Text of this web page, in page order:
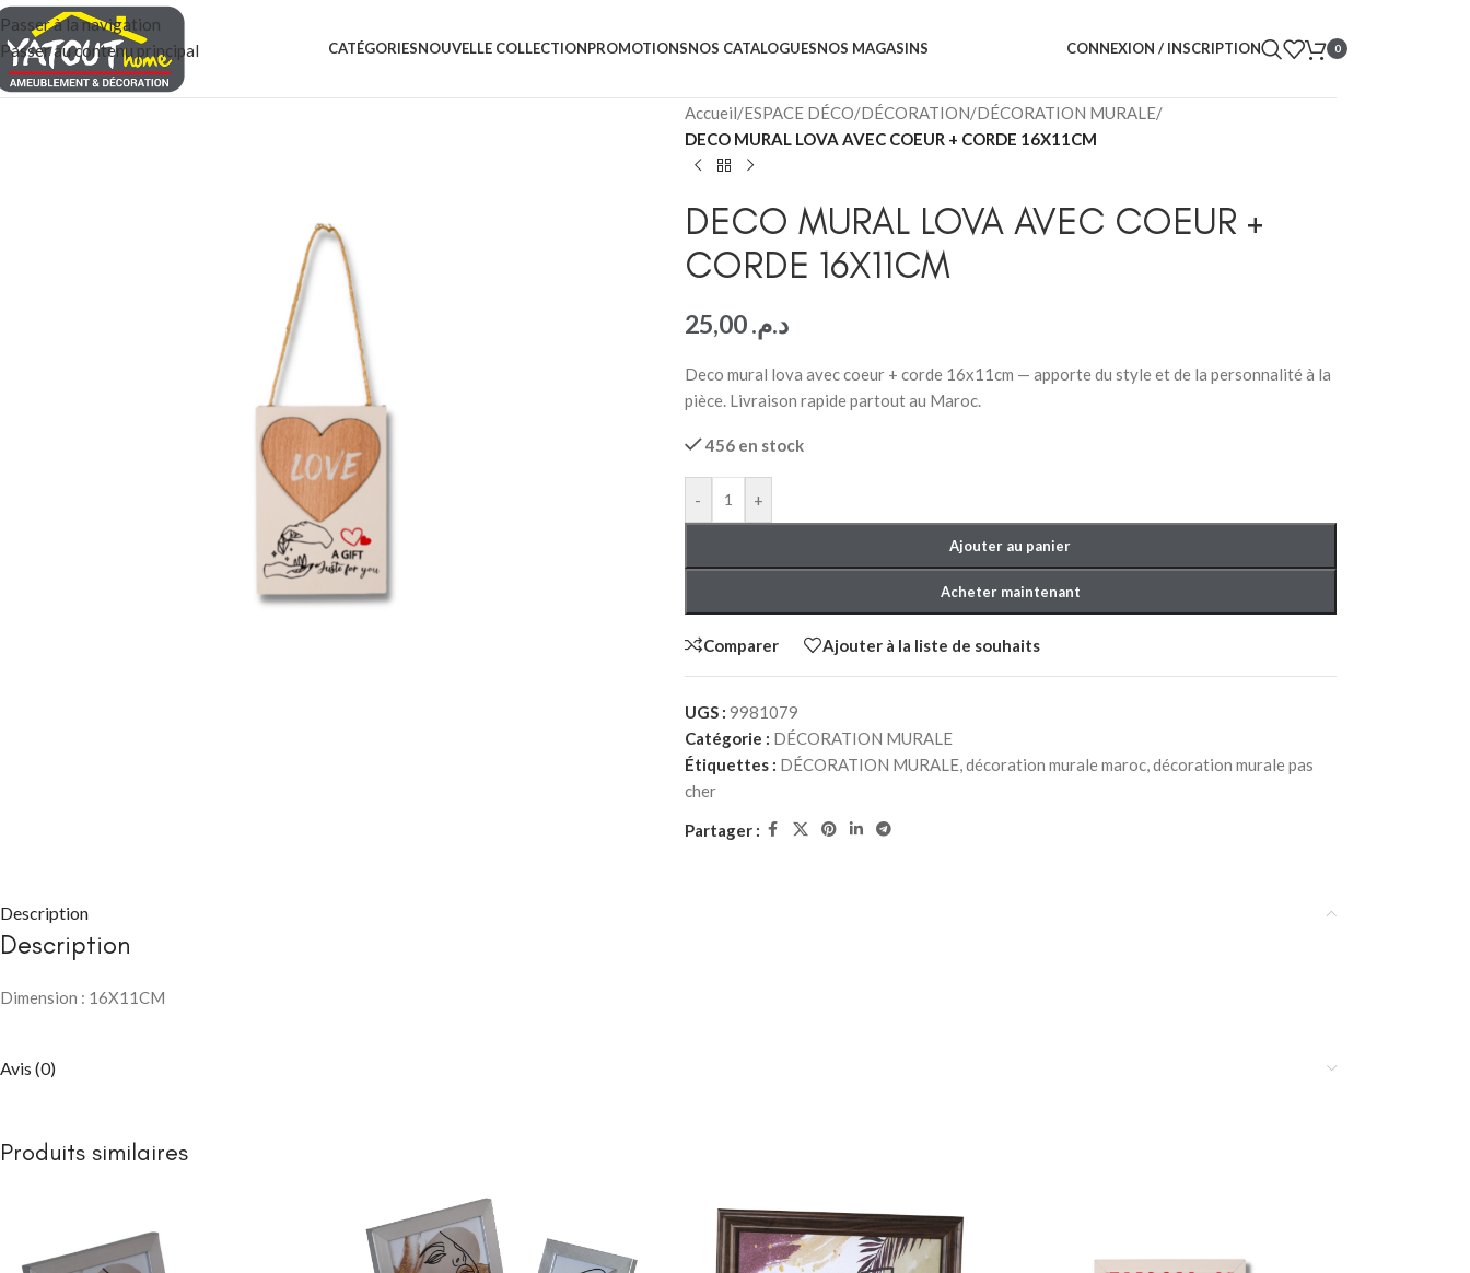
Passer à la navigation
Passer au contenu principal
CATÉGORIES
Chevets
CHAMBRE À COUCHER BÉBÉ
NOUVELLE COLLECTIONPROMOTIONSNOS CATALOGUESNOS MAGASINS CONNEXION / INSCRIPTION 0
Accueil/ESPACE DÉCO/DÉCORATION/DÉCORATION MURALE/
DECO MURAL LOVA AVEC COEUR + CORDE 16X11CM
DECO MURAL LOVA AVEC COEUR +
CORDE 16X11CM
د.م.25,00
Deco mural lova avec coeur + corde 16x11cm — apporte du style et de la personnalité à la
pièce. Livraison rapide partout au Maroc.
456 en stock
- +
Ajouter au panier
Acheter maintenant
Comparer Ajouter à la liste de souhaits
UGS : 9981079
Catégorie : DÉCORATION MURALE
Étiquettes : DÉCORATION MURALE,décoration murale maroc,décoration murale pas
cher
Partager :
Description
Description
Dimension : 16X11CM
Avis (0)
Produits similaires